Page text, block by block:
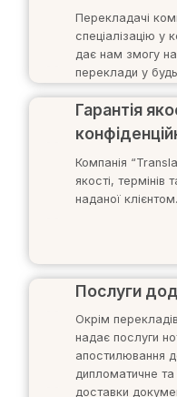
Перекладачі
спеціалізацію у
дає нам змогу
переклади у
Гарантія
Компанія
якості, термінів
наданої клієнтом.
Послуги
Окрім
надає послуги
апостилювання
дипломатичне
доставки